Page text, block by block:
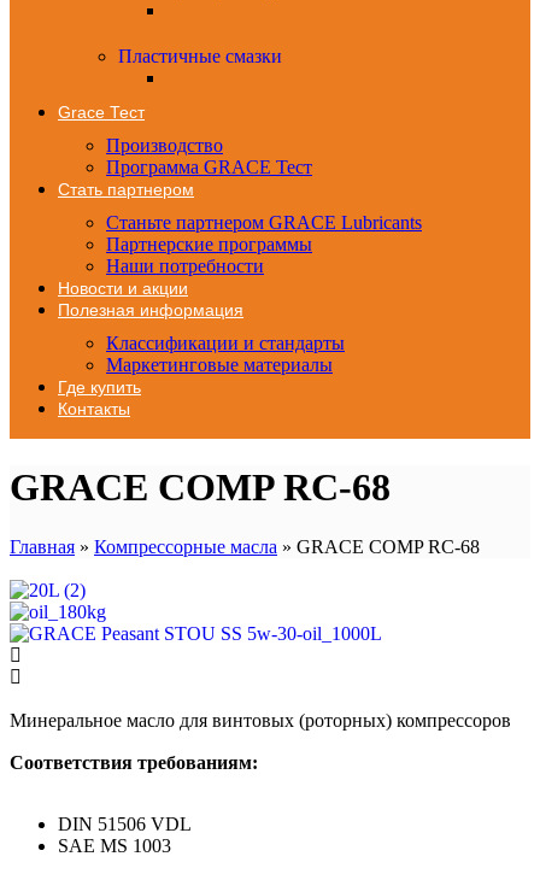
Пластичные смазки
Grace Тест
Производство
Программа GRACE Тест
Стать партнером
Станьте партнером GRACE Lubricants
Партнерские программы
Наши потребности
Новости и акции
Полезная информация
Классификации и стандарты
Маркетинговые материалы
Где купить
Контакты
GRACE COMP RC-68
Главная » Компрессорные масла » GRACE COMP RC-68
Минеральное масло для винтовых (роторных) компрессоров
Соответствия требованиям:
DIN 51506 VDL
SAE MS 1003